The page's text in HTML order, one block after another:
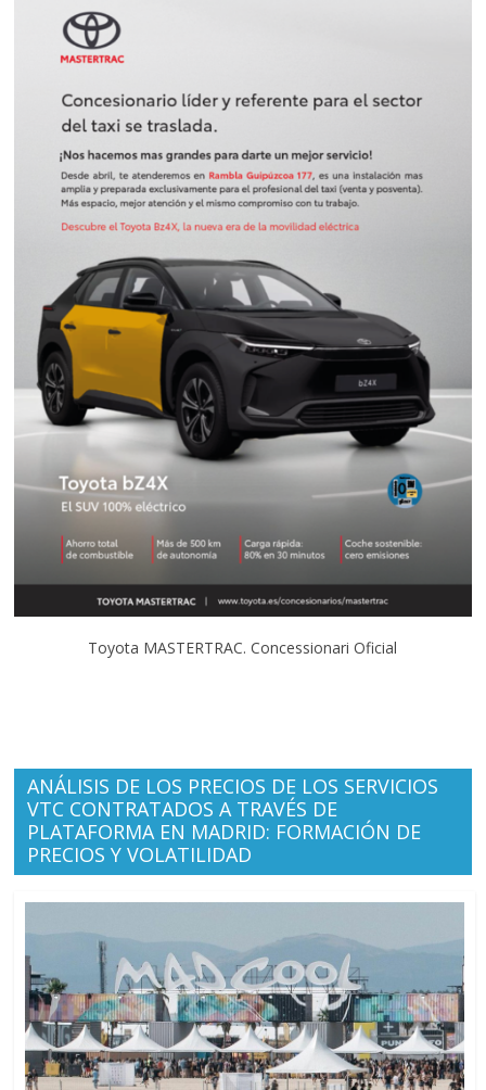
Toyota MASTERTRAC. Concessionari Oficial
ANÁLISIS DE LOS PRECIOS DE LOS SERVICIOS
VTC CONTRATADOS A TRAVÉS DE
PLATAFORMA EN MADRID: FORMACIÓN DE
PRECIOS Y VOLATILIDAD